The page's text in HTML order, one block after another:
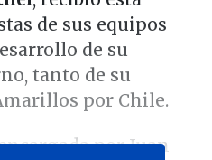
de sus equipos
de su
tanto de su
por Chile.
por Juan